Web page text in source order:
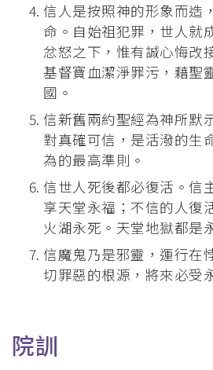
信人是按照神的形象而造
命。自始祖犯罪，世人就
忿怒之下，惟有誠心悔改
基督寶血潔淨罪污，藉聖
國。
信新舊兩約聖經為神所默
對真確可信，是活潑的生
為的最高準則。
信世人死後都必復活。信
享天堂永福；不信的人復
火湖永死。天堂地獄都是
信魔鬼乃是邪靈，運行在
切罪惡的根源，將來必受
院訓